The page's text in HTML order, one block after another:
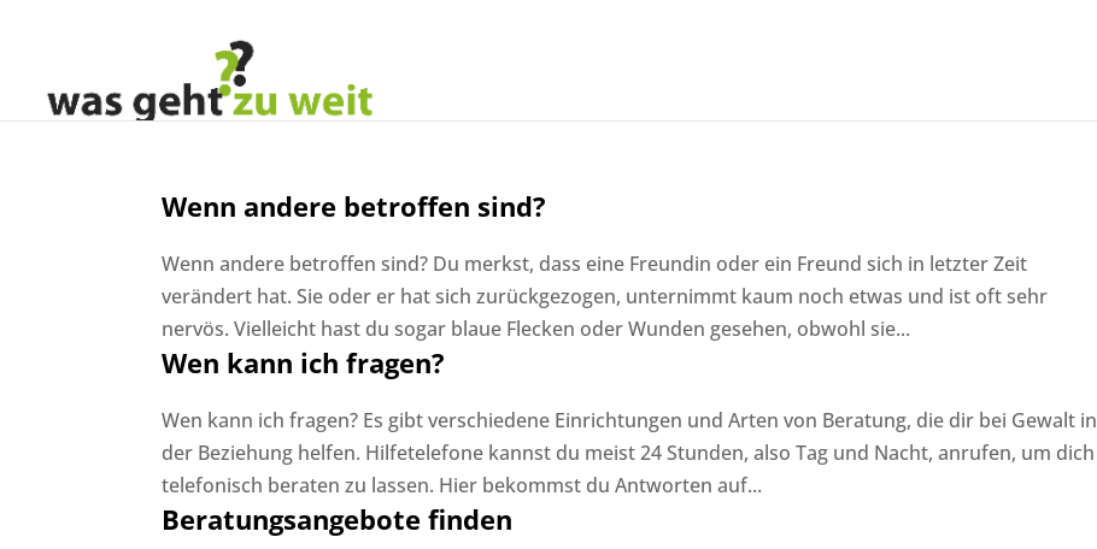
Wenn andere betroffen sind?
Wenn andere betroffen sind? Du merkst, dass eine Freundin oder ein Freund sich in letzter Zeit
verändert hat. Sie oder er hat sich zurückgezogen, unternimmt kaum noch etwas und ist oft sehr
nervös. Vielleicht hast du sogar blaue Flecken oder Wunden gesehen, obwohl sie...
Wen kann ich fragen?
Wen kann ich fragen? Es gibt verschiedene Einrichtungen und Arten von Beratung, die dir bei Gewalt in
der Beziehung helfen. Hilfetelefone kannst du meist 24 Stunden, also Tag und Nacht, anrufen, um dich
telefonisch beraten zu lassen. Hier bekommst du Antworten auf...
Beratungsangebote finden